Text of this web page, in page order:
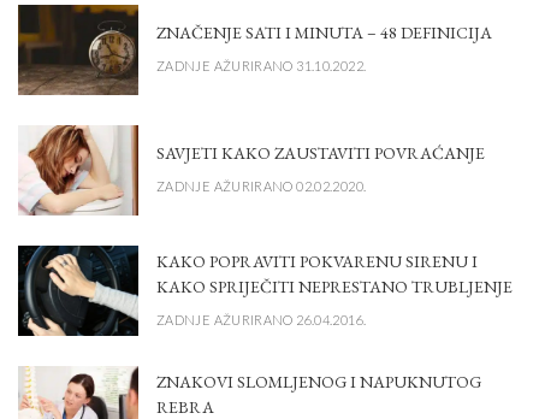
ZNAČENJE SATI I MINUTA – 48 DEFINICIJA
ZADNJE AŽURIRANO 31.10.2022.
SAVJETI KAKO ZAUSTAVITI POVRAĆANJE
ZADNJE AŽURIRANO 02.02.2020.
KAKO POPRAVITI POKVARENU SIRENU I
KAKO SPRIJEČITI NEPRESTANO TRUBLJENJE
ZADNJE AŽURIRANO 26.04.2016.
ZNAKOVI SLOMLJENOG I NAPUKNUTOG
REBRA